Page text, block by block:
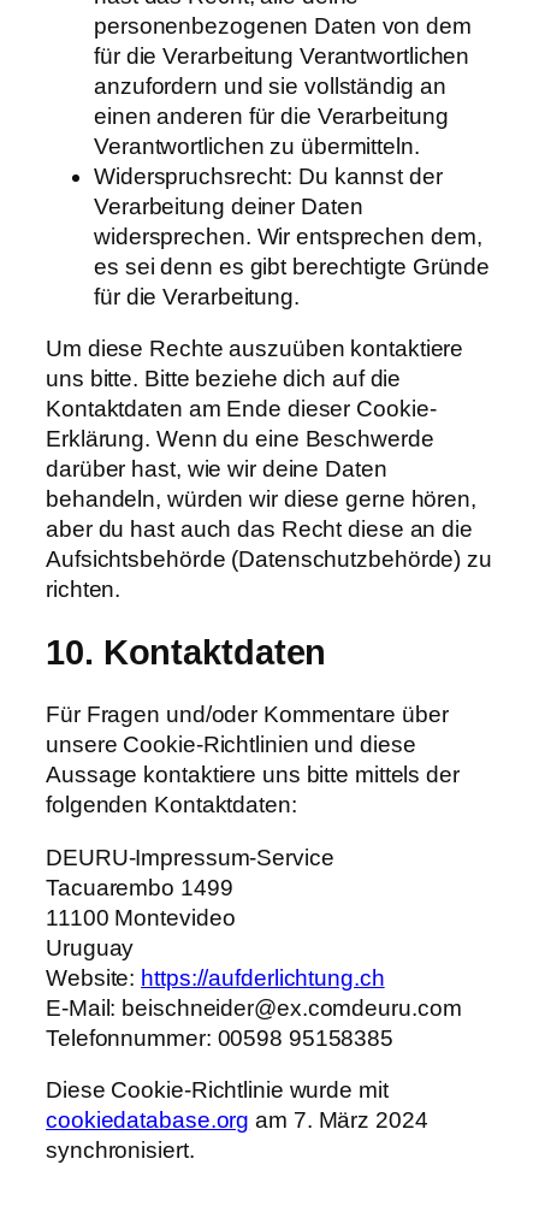
personenbezogenen Daten von dem
für die Verarbeitung Verantwortlichen
anzufordern und sie vollständig an
einen anderen für die Verarbeitung
Verantwortlichen zu übermitteln.
Widerspruchsrecht: Du kannst der
Verarbeitung deiner Daten
widersprechen. Wir entsprechen dem,
es sei denn es gibt berechtigte Gründe
für die Verarbeitung.
Um diese Rechte auszuüben kontaktiere
uns bitte. Bitte beziehe dich auf die
Kontaktdaten am Ende dieser Cookie-
Erklärung. Wenn du eine Beschwerde
darüber hast, wie wir deine Daten
behandeln, würden wir diese gerne hören,
aber du hast auch das Recht diese an die
Aufsichtsbehörde (Datenschutzbehörde) zu
richten.
10. Kontaktdaten
Für Fragen und/oder Kommentare über
unsere Cookie-Richtlinien und diese
Aussage kontaktiere uns bitte mittels der
folgenden Kontaktdaten:
DEURU-Impressum-Service
Tacuarembo 1499
11100 Montevideo
Uruguay
Website: https://aufderlichtung.ch
E-Mail: beischneider@ex.comdeuru.com
Telefonnummer: 00598 95158385
Diese Cookie-Richtlinie wurde mit
cookiedatabase.org am 7. März 2024
synchronisiert.